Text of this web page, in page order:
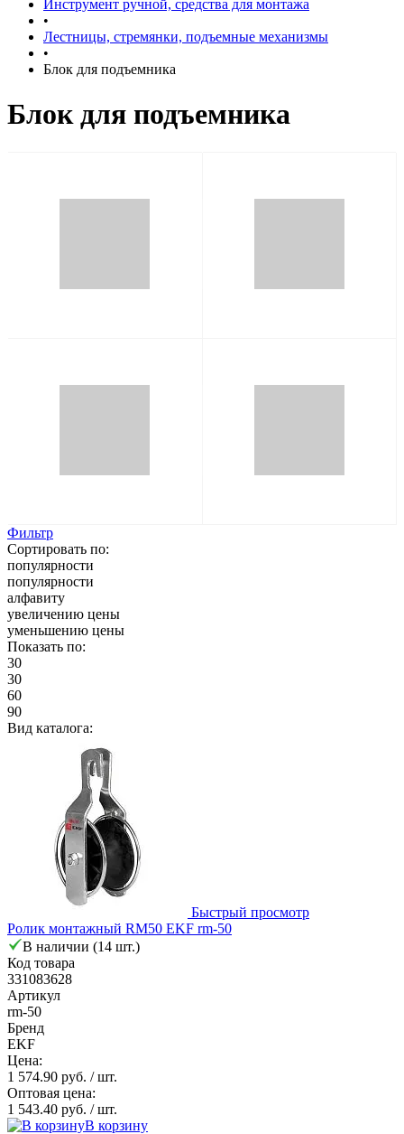
Инструмент ручной, средства для монтажа
•
Лестницы, стремянки, подъемные механизмы
•
Блок для подъемника
Блок для подъемника
Фильтр
Сортировать по:
популярности
популярности
алфавиту
увеличению цены
уменьшению цены
Показать по:
30
30
60
90
Вид каталога:
Быстрый просмотр
Ролик монтажный RM50 EKF rm-50
В наличии (14 шт.)
Код товара
331083628
Артикул
rm-50
Бренд
EKF
Цена:
1 574.90 руб. / шт.
Оптовая цена:
1 543.40 руб. / шт.
В корзину